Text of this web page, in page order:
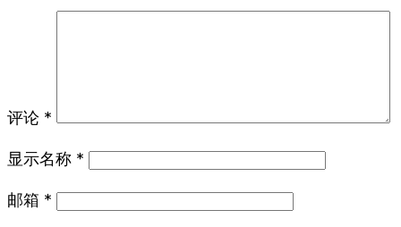
评论 *
显示名称 *
邮箱 *